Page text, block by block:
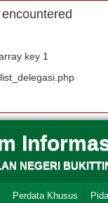
key 1
NEGERI
Perdata Khusus